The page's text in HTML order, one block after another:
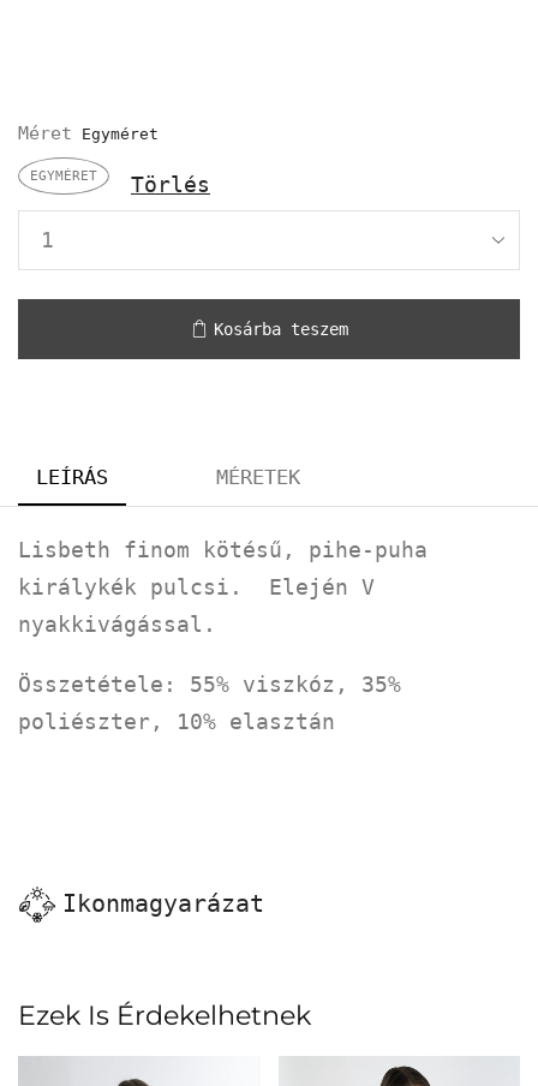
Méret
EGYMÉRET Törlés
Kosárba teszem
LEÍRÁS MÉRETEK
Lisbeth finom kötésű, pihe-puha
királykék pulcsi. Elején V
nyakkivágással.
Összetétele: 55% viszkóz, 35%
poliészter, 10% elasztán
Ikonmagyarázat
Ezek Is Érdekelhetnek